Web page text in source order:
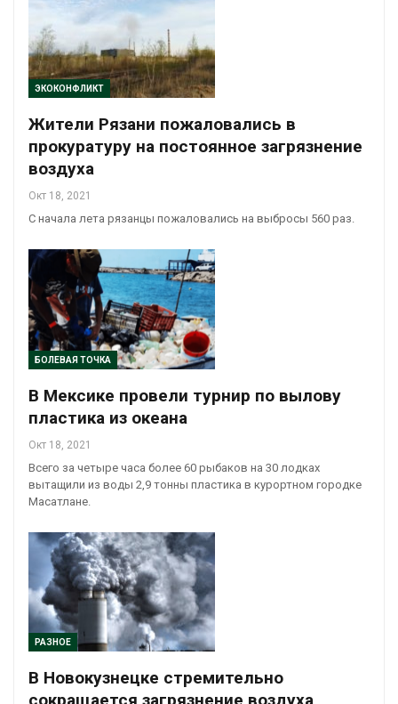
ЭКОКОНФЛИКТ
Жители Рязани пожаловались в
прокуратуру на постоянное загрязнение
воздуха
Окт 18, 2021
С начала лета рязанцы пожаловались на выбросы 560 раз.
БОЛЕВАЯ ТОЧКА
В Мексике провели турнир по вылову
пластика из океана
Окт 18, 2021
Всего за четыре часа более 60 рыбаков на 30 лодках
вытащили из воды 2,9 тонны пластика в курортном городке
Масатлане.
РАЗНОЕ
В Новокузнецке стремительно